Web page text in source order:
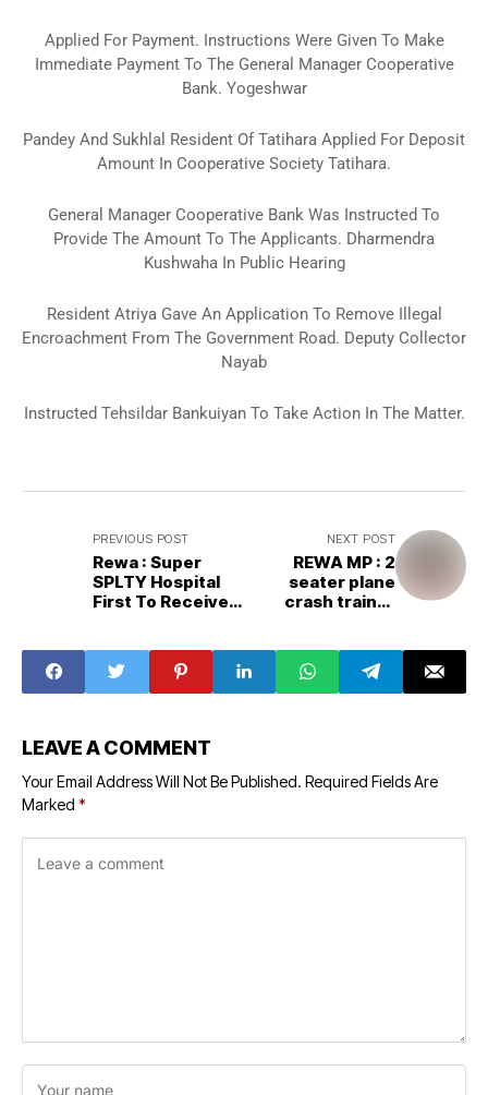
Applied For Payment. Instructions Were Given To Make
Immediate Payment To The General Manager Cooperative
Bank. Yogeshwar
Pandey And Sukhlal Resident Of Tatihara Applied For Deposit
Amount In Cooperative Society Tatihara.
General Manager Cooperative Bank Was Instructed To
Provide The Amount To The Applicants. Dharmendra
Kushwaha In Public Hearing
Resident Atriya Gave An Application To Remove Illegal
Encroachment From The Government Road. Deputy Collector
Nayab
Instructed Tehsildar Bankuiyan To Take Action In The Matter.
PREVIOUS POST
Rewa : Super
SPLTY Hospital
First To Receive
NEXT POST
REWA MP : 2
seater plane
crash trainer
LEAVE A COMMENT
Your Email Address Will Not Be Published. Required Fields Are
Marked *